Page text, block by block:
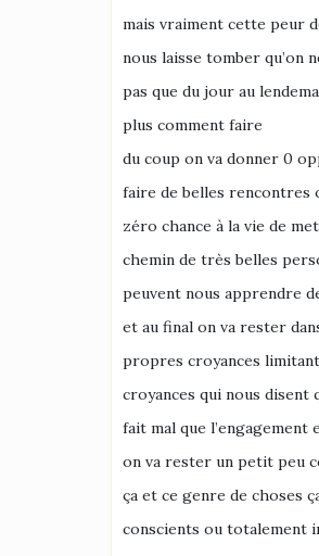
mais vraiment cette peur
nous laisse tomber qu’on
pas que du jour au
plus comment faire
du coup on va donner 0
faire de belles rencontres
zéro chance à la vie de
chemin de très belles
peuvent nous apprendre
et au final on va rester
propres croyances
croyances qui nous disent
fait mal que l’engagement
on va rester un petit peu
ça et ce genre de choses
conscients ou totalement